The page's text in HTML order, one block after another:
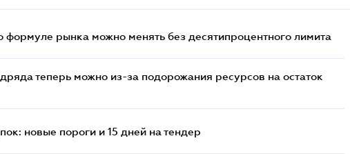
формуле рынка можно менять без десятипроцентного лимита
теперь можно из-за подорожания ресурсов на остаток
новые пороги и 15 дней на тендер